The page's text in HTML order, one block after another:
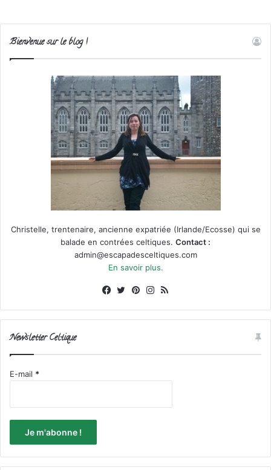
Bienvenue sur le blog !
Christelle, trentenaire, ancienne expatriée (Irlande/Ecosse) qui se
balade en contrées celtiques. Contact :
admin@escapadesceltiques.com
En savoir plus.
Facebook
X PinterestInstagram
Newsletter Celtique
E-mail *